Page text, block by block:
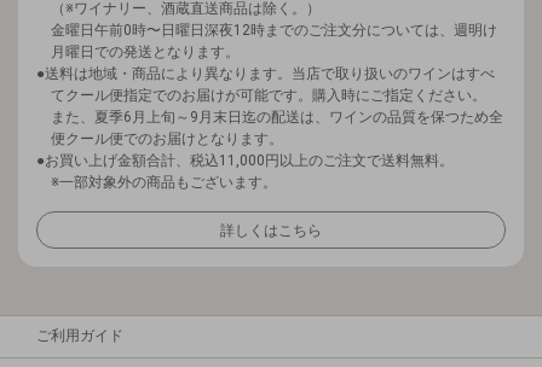
（※ワイナリー、酒蔵直送商品は除く。）
金曜日午前0時〜日曜日深夜12時までのご注文分については、週明け
月曜日での発送となります。
送料は地域・商品により異なります。当店で取り扱いのワインはすべ
てクール便指定でのお届けが可能です。購入時にご指定ください。
また、夏季6月上旬～9月末日迄の配送は、ワインの品質を保つため全
便クール便でのお届けとなります。
お買い上げ金額合計、税込11,000円以上のご注文で送料無料。
※一部対象外の商品もございます。
詳しくはこちら
ご利用ガイド